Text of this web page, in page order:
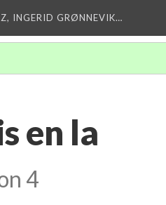
INGERID GRØNNEVIK…
en la
4